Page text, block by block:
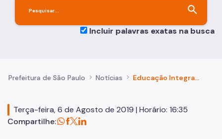
search
Incluir palavras exatas na busca
Prefeitura de São Paulo Notícias Educação Integral na rede municipal de ensino cresce 43% em São Paulo
Terça-feira, 6 de Agosto de 2019 | Horário: 16:35
Compartilhe: